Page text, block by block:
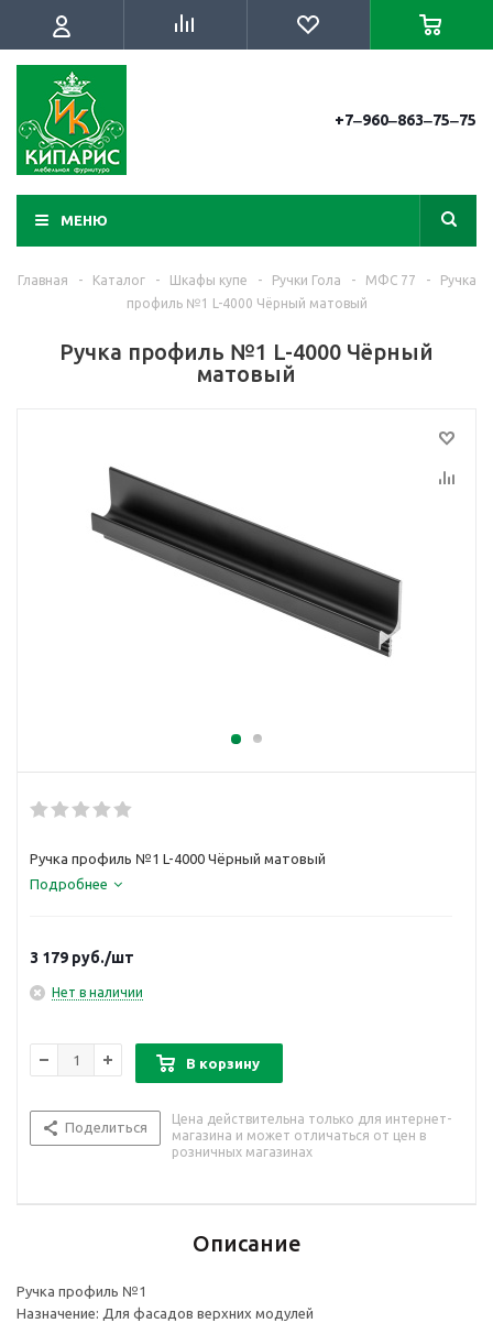
+7‒960‒863‒75‒75
МЕНЮ
Главная - Каталог - Шкафы купе - Ручки Гола - МФС 77 -
Ручка
профиль №1 L-4000 Чёрный матовый
Ручка профиль №1 L-4000 Чёрный
матовый
Ручка профиль №1 L-4000 Чёрный матовый
Подробнее
3 179 руб./шт
Нет в наличии
В корзину
Поделиться
Цена действительна только для интернет-
магазина и может отличаться от цен в
розничных магазинах
Описание
Ручка профиль №1
Назначение: Для фасадов верхних модулей